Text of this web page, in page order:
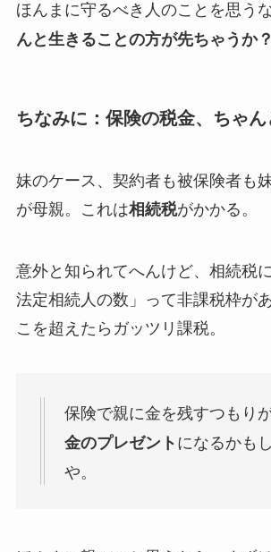
ほんまに守るべき人のことを思うな
んと生きることの方が先ちゃうか？
ちなみに：保険の税金、ちゃ
妹のケース、契約者も被保険者も
が母親。これは相続税がかかる。
意外と知られてへんけど、相続税
法定相続人の数」って非課税枠が
こを超えたらガッツリ課税。
保険で親に金を残すつもりが
金のプレゼントになるかも
や。